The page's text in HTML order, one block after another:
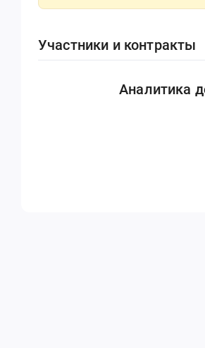
Участники и контракты
Аналитика